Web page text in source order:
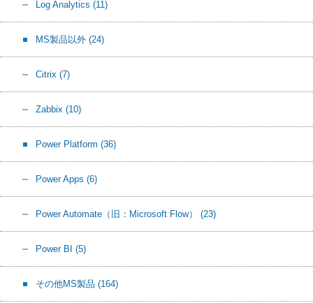
Log Analytics (11)
MS製品以外 (24)
Citrix (7)
Zabbix (10)
Power Platform (36)
Power Apps (6)
Power Automate（旧：Microsoft Flow） (23)
Power BI (5)
その他MS製品 (164)